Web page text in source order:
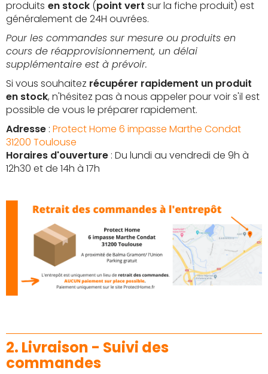
produits en stock (point vert sur la fiche produit) est
généralement de 24H ouvrées.
Pour les commandes sur mesure ou produits en
cours de réapprovisionnement, un délai
supplémentaire est à prévoir.
Si vous souhaitez récupérer rapidement un produit
en stock, n'hésitez pas à nous appeler pour voir s'il est
possible de vous le préparer rapidement.
Adresse : Protect Home 6 impasse Marthe Condat
31200 Toulouse
Horaires d'ouverture : Du lundi au vendredi de 9h à
12h30 et de 14h à 17h
2. Livraison - Suivi des
commandes